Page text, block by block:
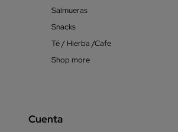
Salmueras
Snacks
Té / Hierba /Cafe
Shop more
Cuenta